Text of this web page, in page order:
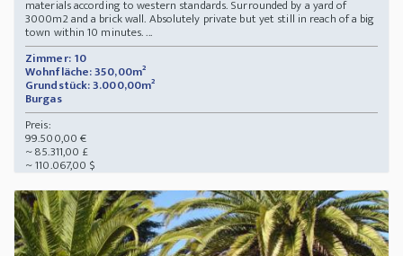
materials according to western standards. Surrounded by a yard of
3000m2 and a brick wall. Absolutely private but yet still in reach of a big
town within 10 minutes. ...
Zimmer: 10
Wohnfläche: 350,00m²
Grundstück: 3.000,00m²
Burgas
Preis:
99.500,00 €
~ 85.311,00 £
~ 110.067,00 $